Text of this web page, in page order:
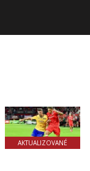
AKTUALIZOVANÉ